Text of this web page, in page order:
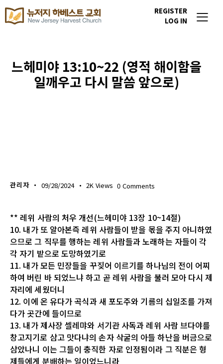
REGISTER
LOG IN
느헤미야 13:10~22 (영적 해이함을
일깨우고 다시 말씀 앞으로)
관리자 09/28/2024 2K Views 0 Comments
** 레위 사람의 처우 개선(느헤미야 13장 10~14절)
10. 내가 또 알아본즉 레위 사람들이 받을 몫을 주지 아니하였
으므로 그 직무를 행하는 레위 사람들과 노래하는 자들이 각
각 자기 밭으로 도망하였기로
11. 내가 모든 민장들을 꾸짖어 이르기를 하나님의 전이 어찌
하여 버린 바 되었느냐 하고 곧 레위 사람을 불러 모아 다시 제
자리에 세웠더니
12. 이에 온 유다가 곡식과 새 포도주와 기름의 십일조를 가져
다가 곳간에 들이므로
13. 내가 제사장 셀레먀와 서기관 사독과 레위 사람 브다야를
창고지기로 삼고 맛다냐의 손자 삭굴의 아들 하난을 버금으로
삼았나니 이는 그들이 충직한 자로 인정됨이라 그 직분은 형
제들에게 분배하는 일이었느니라